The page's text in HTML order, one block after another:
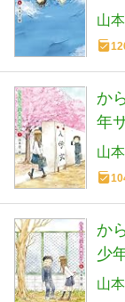
山
か
年
山
か
少
山